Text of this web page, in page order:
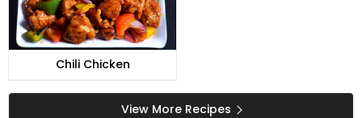
Chili Chicken
View More Recipes